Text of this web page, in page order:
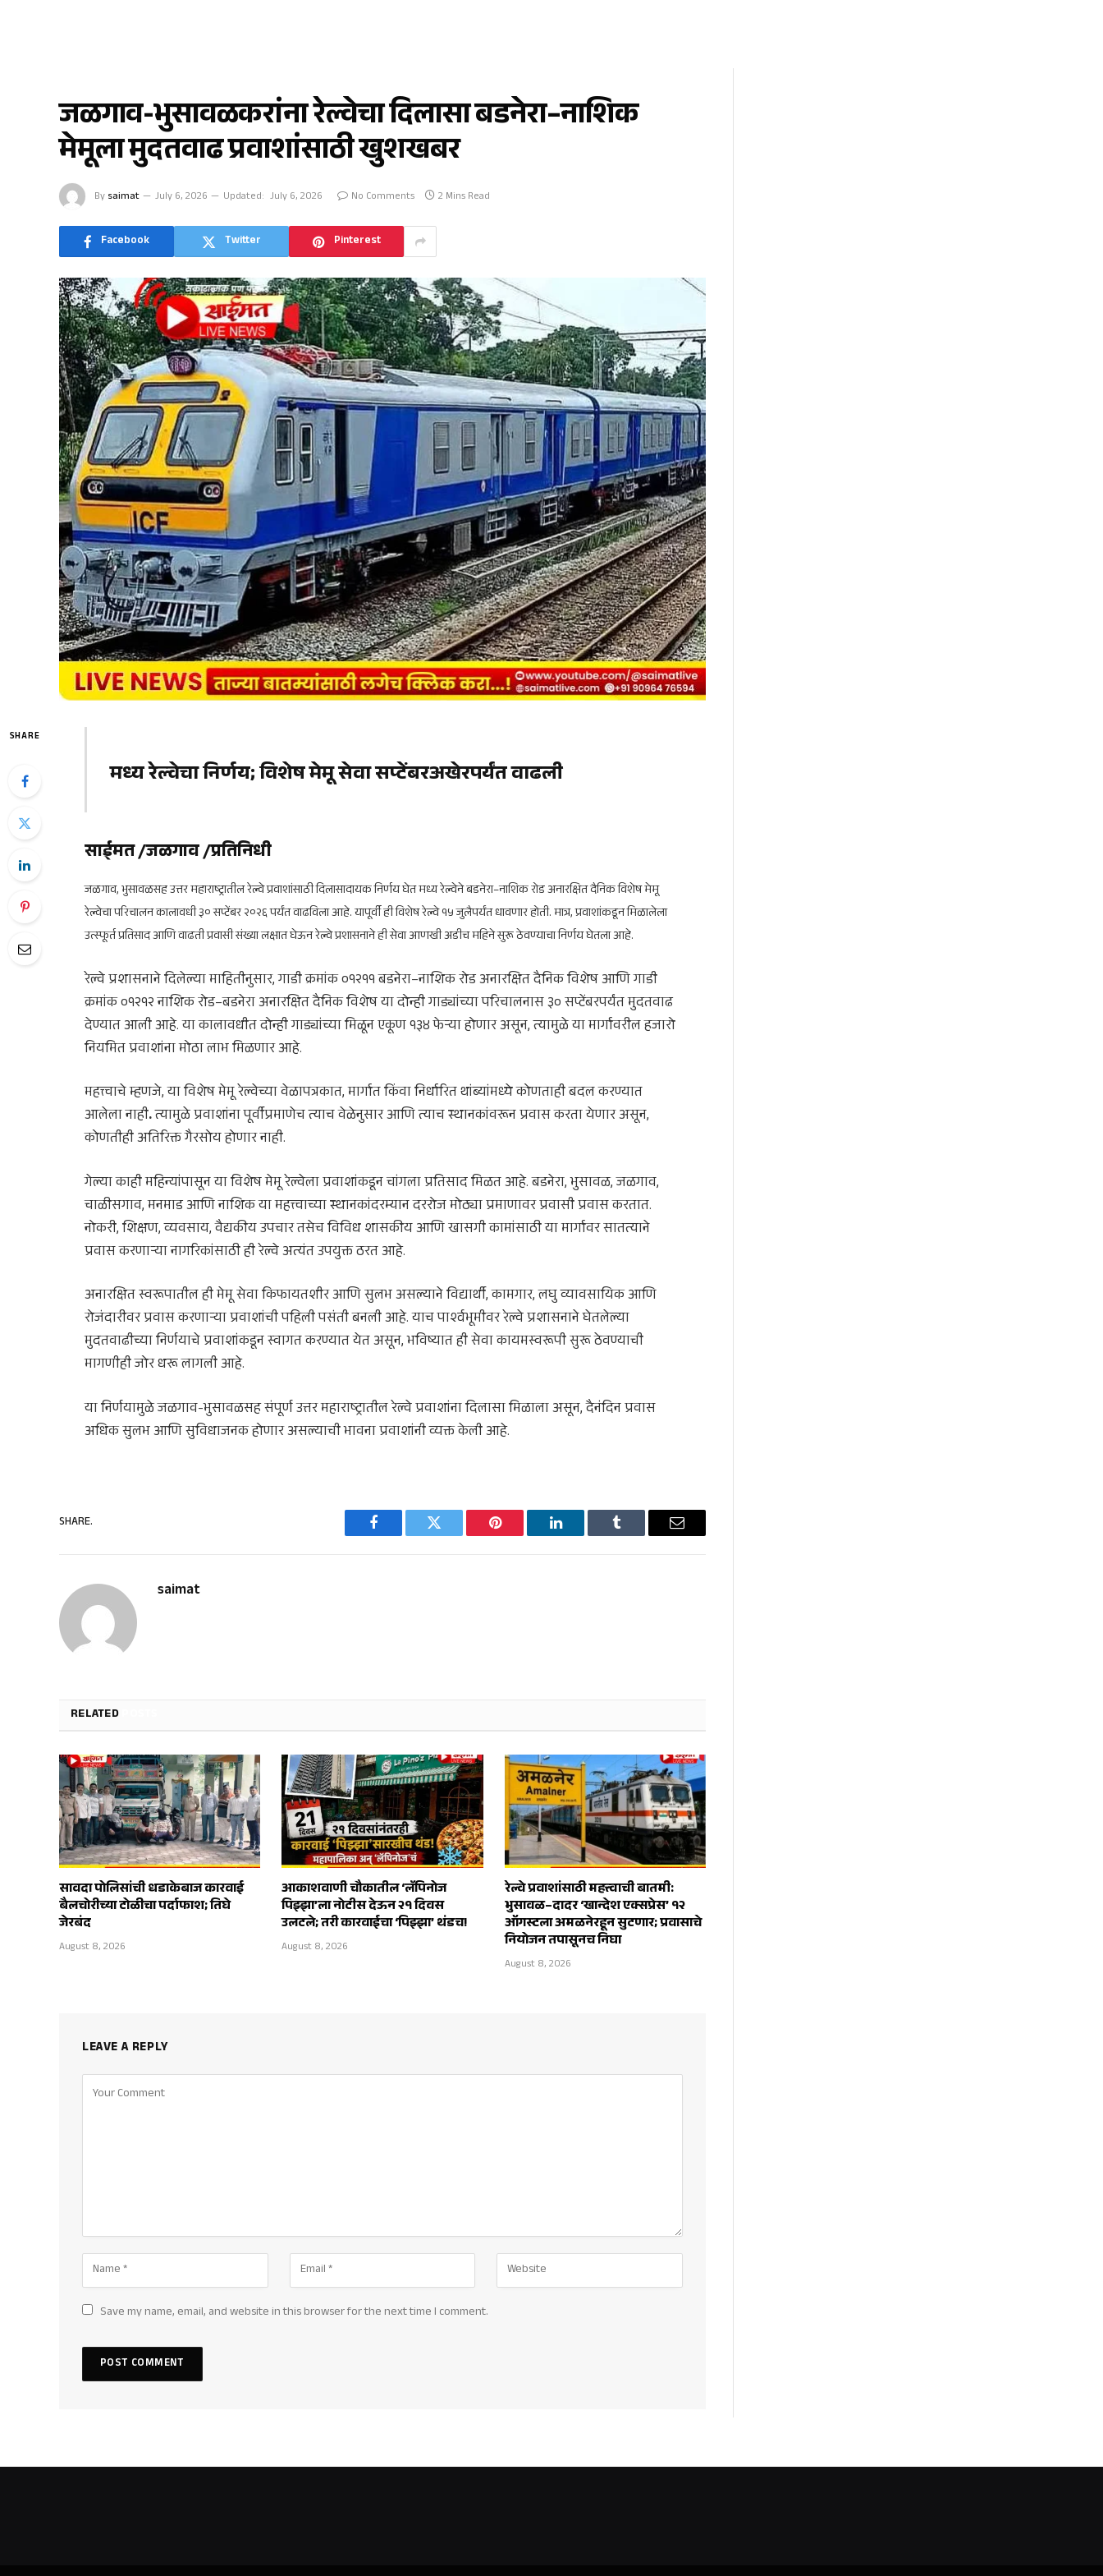
जळगाव-भुसावळकरांना रेल्वेचा दिलासा बडनेरा–नाशिक
मेमूला मुदतवाढ प्रवाशांसाठी खुशखबर
By saimat July 6, 2026 Updated: July 6, 2026 No Comments 2 Mins Read
Facebook Twitter Pinterest
SHARE
मध्य रेल्वेचा निर्णय; विशेष मेमू सेवा सप्टेंबरअखेरपर्यंत वाढली
साईमत /जळगाव /प्रतिनिधी
जळगाव, भुसावळसह उत्तर महाराष्ट्रातील रेल्वे प्रवाशांसाठी दिलासादायक निर्णय घेत मध्य रेल्वेने बडनेरा–नाशिक रोड अनारक्षित दैनिक विशेष मेमू
रेल्वेचा परिचालन कालावधी ३० सप्टेंबर २०२६ पर्यंत वाढविला आहे. यापूर्वी ही विशेष रेल्वे १५ जुलैपर्यंत धावणार होती. मात्र, प्रवाशांकडून मिळालेला
उत्स्फूर्त प्रतिसाद आणि वाढती प्रवासी संख्या लक्षात घेऊन रेल्वे प्रशासनाने ही सेवा आणखी अडीच महिने सुरू ठेवण्याचा निर्णय घेतला आहे.
रेल्वे प्रशासनाने दिलेल्या माहितीनुसार, गाडी क्रमांक ०१२११ बडनेरा–नाशिक रोड अनारक्षित दैनिक विशेष आणि गाडी
क्रमांक ०१२१२ नाशिक रोड–बडनेरा अनारक्षित दैनिक विशेष या दोन्ही गाड्यांच्या परिचालनास ३० सप्टेंबरपर्यंत मुदतवाढ
देण्यात आली आहे. या कालावधीत दोन्ही गाड्यांच्या मिळून एकूण १३४ फेऱ्या होणार असून, त्यामुळे या मार्गावरील हजारो
नियमित प्रवाशांना मोठा लाभ मिळणार आहे.
महत्त्वाचे म्हणजे, या विशेष मेमू रेल्वेच्या वेळापत्रकात, मार्गात किंवा निर्धारित थांब्यांमध्ये कोणताही बदल करण्यात
आलेला नाही.त्यामुळे प्रवाशांना पूर्वीप्रमाणेच त्याच वेळेनुसार आणि त्याच स्थानकांवरून प्रवास करता येणार असून,
कोणतीही अतिरिक्त गैरसोय होणार नाही.
गेल्या काही महिन्यांपासून या विशेष मेमू रेल्वेला प्रवाशांकडून चांगला प्रतिसाद मिळत आहे. बडनेरा, भुसावळ, जळगाव,
चाळीसगाव, मनमाड आणि नाशिक या महत्त्वाच्या स्थानकांदरम्यान दररोज मोठ्या प्रमाणावर प्रवासी प्रवास करतात.
नोकरी, शिक्षण, व्यवसाय, वैद्यकीय उपचार तसेच विविध शासकीय आणि खासगी कामांसाठी या मार्गावर सातत्याने
प्रवास करणाऱ्या नागरिकांसाठी ही रेल्वे अत्यंत उपयुक्त ठरत आहे.
अनारक्षित स्वरूपातील ही मेमू सेवा किफायतशीर आणि सुलभ असल्याने विद्यार्थी, कामगार, लघु व्यावसायिक आणि
रोजंदारीवर प्रवास करणाऱ्या प्रवाशांची पहिली पसंती बनली आहे. याच पार्श्वभूमीवर रेल्वे प्रशासनाने घेतलेल्या
मुदतवाढीच्या निर्णयाचे प्रवाशांकडून स्वागत करण्यात येत असून, भविष्यात ही सेवा कायमस्वरूपी सुरू ठेवण्याची
मागणीही जोर धरू लागली आहे.
या निर्णयामुळे जळगाव-भुसावळसह संपूर्ण उत्तर महाराष्ट्रातील रेल्वे प्रवाशांना दिलासा मिळाला असून, दैनंदिन प्रवास
अधिक सुलभ आणि सुविधाजनक होणार असल्याची भावना प्रवाशांनी व्यक्त केली आहे.
SHARE.
Facebook Twitter Pinterest LinkedIn Tumblr Email
saimat
RELATED
सावदा पोलिसांची धडाकेबाज कारवाई
बैलचोरीच्या टोळीचा पर्दाफाश; तिघे
जेरबंद
August 8, 2026
आकाशवाणी चौकातील ‘लॅपिनोज
पिझ्झा’ला नोटीस देऊन २१ दिवस
उलटले; तरी कारवाईचा ‘पिझ्झा’ थंडच!
August 8, 2026
रेल्वे प्रवाशांसाठी महत्त्वाची बातमी:
भुसावळ–दादर ‘खान्देश एक्सप्रेस’ १२
ऑगस्टला अमळनेरहून सुटणार; प्रवासाचे
नियोजन तपासूनच निघा
August 8, 2026
LEAVE A REPLY
Save my name, email, and website in this browser for the next time I comment.